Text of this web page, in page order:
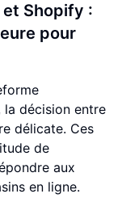
Shopify :
pour
décision entre
délicate. Ces
de
aux
en ligne.